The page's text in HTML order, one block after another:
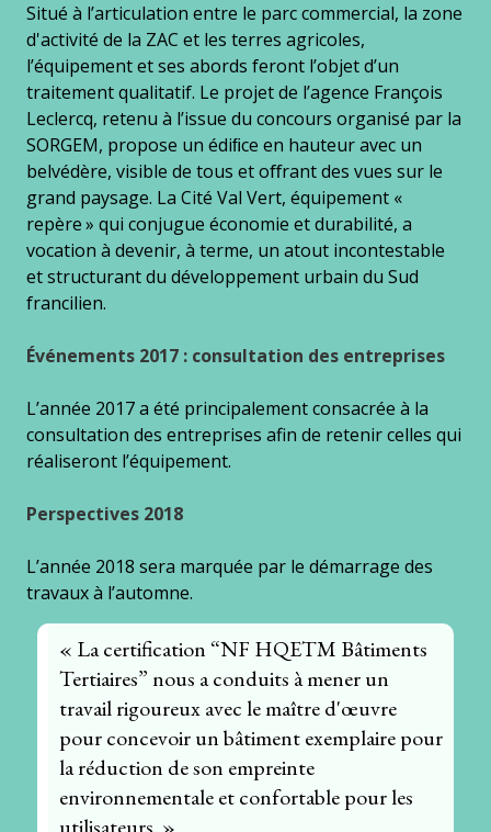
Situé à l’articulation entre le parc commercial, la zone
d'activité de la ZAC et les terres agricoles,
l’équipement et ses abords feront l’objet d’un
traitement qualitatif. Le projet de l’agence François
Leclercq, retenu à l’issue du concours organisé par la
SORGEM, propose un édiﬁce en hauteur avec un
belvédère, visible de tous et oﬀrant des vues sur le
grand paysage. La Cité Val Vert, équipement «
repère » qui conjugue économie et durabilité, a
vocation à devenir, à terme, un atout incontestable
et structurant du développement urbain du Sud
francilien.
Événements 2017 : consultation des entreprises
L’année 2017 a été principalement consacrée à la
consultation des entreprises afin de retenir celles qui
réaliseront l’équipement.
Perspectives 2018
L’année 2018 sera marquée par le démarrage des
travaux à l’automne.
« La certification “NF HQETM Bâtiments
Tertiaires” nous a conduits à mener un
travail rigoureux avec le maître d'œuvre
pour concevoir un bâtiment exemplaire pour
la réduction de son empreinte
environnementale et confortable pour les